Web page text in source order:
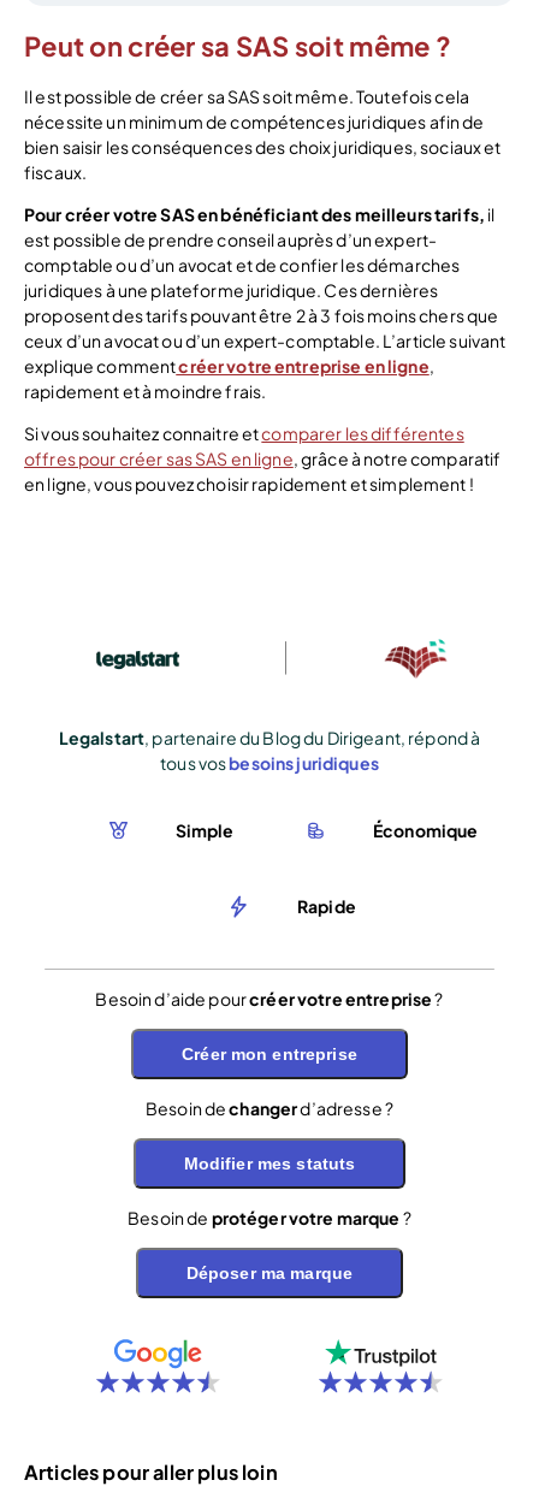
Peut on créer sa SAS soit même ?
Il est possible de créer sa SAS soit même. Toutefois cela
nécessite un minimum de compétences juridiques afin de
bien saisir les conséquences des choix juridiques, sociaux et
fiscaux.
Pour créer votre SAS en bénéficiant des meilleurs tarifs, il
est possible de prendre conseil auprès d’un expert-
comptable ou d’un avocat et de confier les démarches
juridiques à une plateforme juridique. Ces dernières
proposent des tarifs pouvant être 2 à 3 fois moins chers que
ceux d’un avocat ou d’un expert-comptable. L’article suivant
explique commentcréer votre entreprise en ligne,
rapidement et à moindre frais.
Si vous souhaitez connaitre etcomparer les différentes
offres pour créer sas SAS en ligne, grâce à notre comparatif
en ligne, vous pouvez choisir rapidement et simplement !
Legalstart, partenaire du Blog du Dirigeant, répond à
tous vosbesoins juridiques
Simple Économique
Rapide
Besoin d’aide pourcréer votre entreprise?
Créer mon entreprise
Besoin dechangerd’adresse ?
Modifier mes statuts
Besoin de protéger votre marque ?
Déposer ma marque
Articles pour aller plus loin